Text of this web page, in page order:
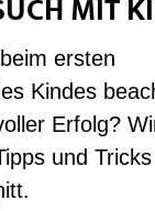
ersten
Kindes
Erfolg?
und